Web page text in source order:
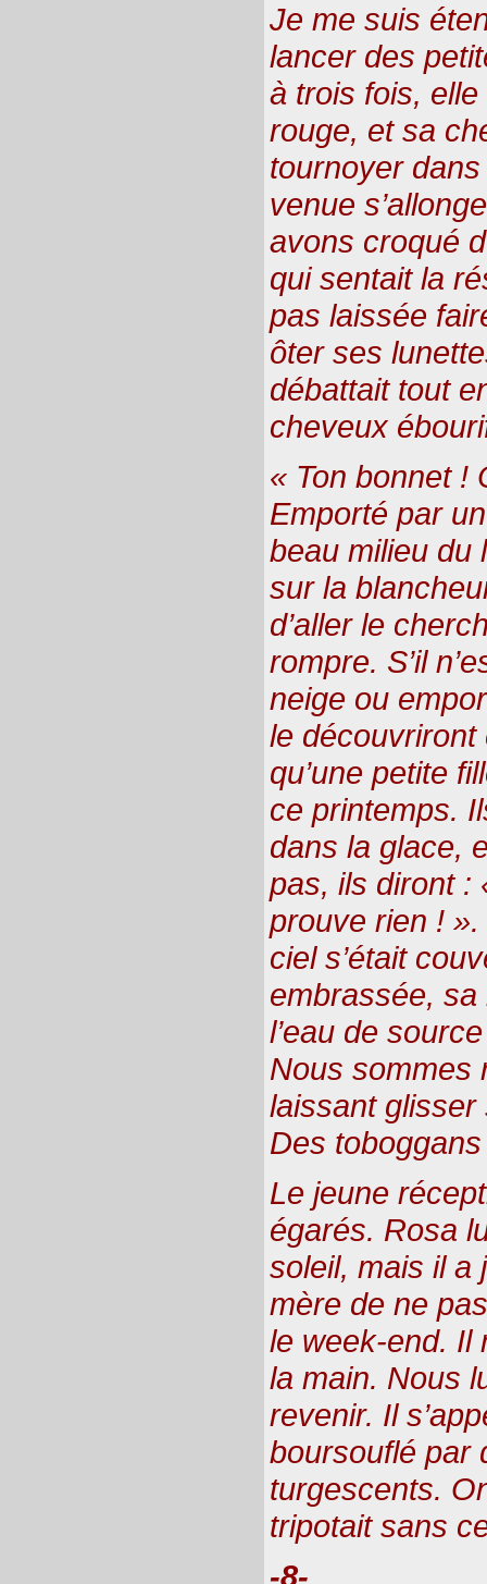
Je me suis
lancer des
à trois fois,
rouge, et sa
tournoyer
venue
avons croqué
qui sentait la
pas laissée
ôter ses
débattait tout
cheveux
« Ton bonnet !
Emporté par
beau milieu du
sur la
d’aller le
rompre. S’il
neige ou
le
qu’une petite
ce printemps.
dans la glace,
pas, ils diront :
prouve rien !
ciel s’était
embrassée,
l’eau de
Nous sommes
laissant
Des
Le jeune
égarés. Rosa
soleil, mais il a
mère de ne
le week-end. Il
la main. Nous
revenir. Il
boursouflé par
turgescents.
tripotait sans
-8-